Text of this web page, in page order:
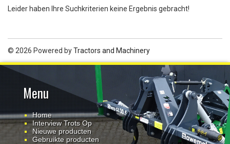
Leider haben Ihre Suchkriterien keine Ergebnis gebracht!
© 2026 Powered byTractors and Machinery
Menu
Home
Interview Trots Op
Nieuwe producten
Gebruikte producten